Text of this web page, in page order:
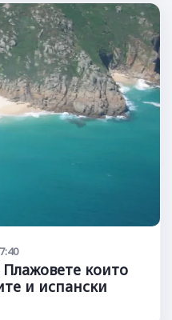
които
и испански